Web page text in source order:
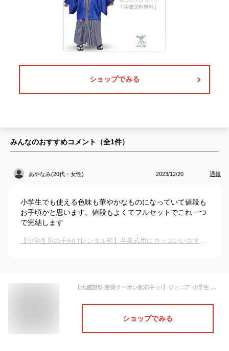
ショップでみる
みんなのおすすめコメント（全1件）
あやなみ(20代・女性) 2023/12/20 通報
小学生でも使える色味も華やかなものになっていて値段も
お手頃かと思います。値段もよくてフルセットでこれ一つ
で完結します
【中学生男の子向けレンタル袴】卒業式用にカッコいいおすすめは？
【大感謝祭 激得クーポン配布中ッ!】ジュニア 小学生 男子 羽織袴 レンタル 10才-12才 フルセット【卒業式 貸衣装】子供 男児 【青 縞 】
ショップでみる